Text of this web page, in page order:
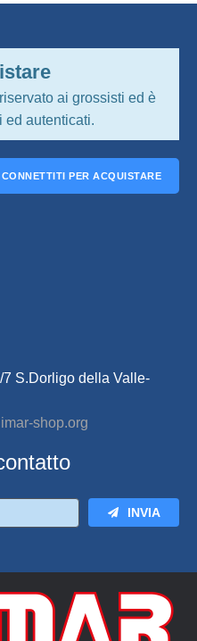
ai grossisti ed è
ed autenticati.
CONNETTITI PER ACQUISTARE
S.Dorligo della Valle-
shop.org
INVIA